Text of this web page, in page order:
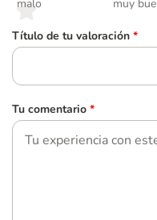
malo
muy
Título de tu valoración *
Tu comentario *